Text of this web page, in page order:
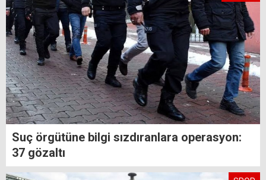
Suç örgütüne bilgi sızdıranlara operasyon:
37 gözaltı